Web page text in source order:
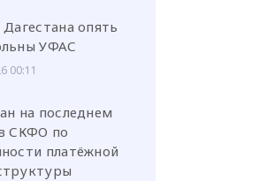
опять
УФАС
00:11
на последнем
СКФО по
платёжной